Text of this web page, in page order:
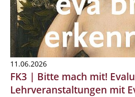
11.06.2026
FK3 | Bitte mach mit!
Lehrveranstaltungen mit